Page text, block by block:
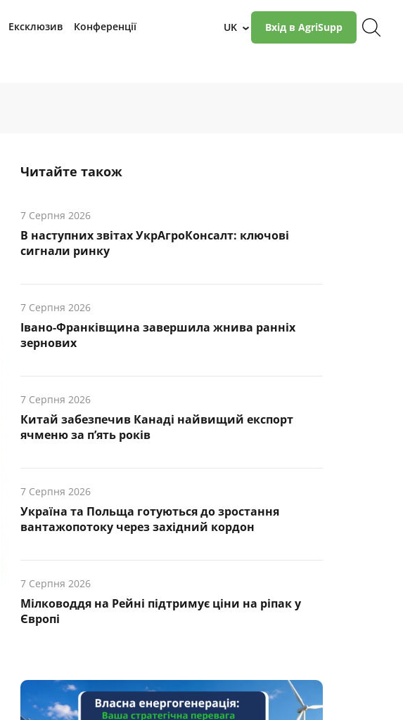
Ексклюзив Конференції UK › Вхід в AgriSupp
Читайте також
7 Серпня 2026
В наступних звітах УкрАгроКонсалт: ключові
cигнали ринку
7 Серпня 2026
Івано-Франківщина завершила жнива ранніх
зернових
7 Серпня 2026
Китай забезпечив Канаді найвищий експорт
ячменю за п’ять років
7 Серпня 2026
Україна та Польща готуються до зростання
вантажопотоку через західний кордон
7 Серпня 2026
Мілководдя на Рейні підтримує ціни на ріпак у
Європі